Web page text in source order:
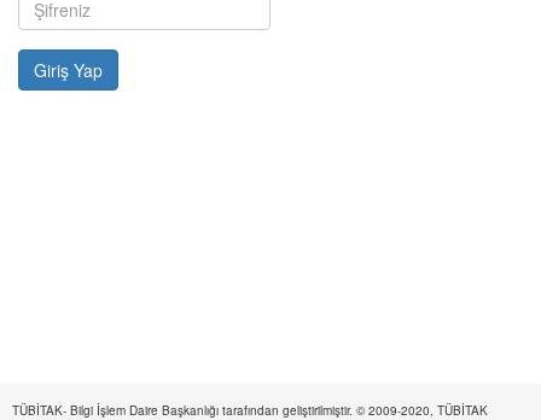
TÜBİTAK- Bilgi İşlem Daire Başkanlığı tarafından geliştirilmiştir. © 2009-2020, TÜBİTAK